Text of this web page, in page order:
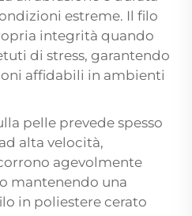
estreme. Il filo
integrità quando
di stress, garantendo
affidabili in ambienti
pelle prevede spesso
alta velocità,
agevolmente
mantenendo una
in poliestere cerato